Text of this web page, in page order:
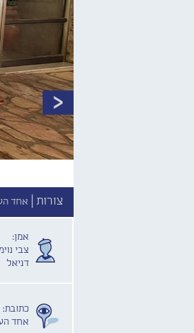
צורות | אחד העם 55, פתח
אמן:
צבי
דניאל
כתובת:
אחד העם